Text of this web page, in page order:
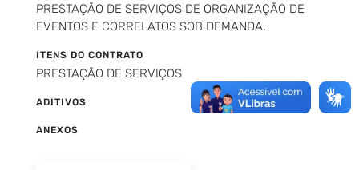
PRESTAÇÃO DE SERVIÇOS DE ORGANIZAÇÃO DE
EVENTOS E CORRELATOS SOB DEMANDA.
ITENS DO CONTRATO
PRESTAÇÃO DE SERVIÇOS
ADITIVOS
ANEXOS